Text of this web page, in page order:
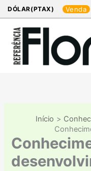
DÓLAR(PTAX) Venda
para
conteúdo
Início